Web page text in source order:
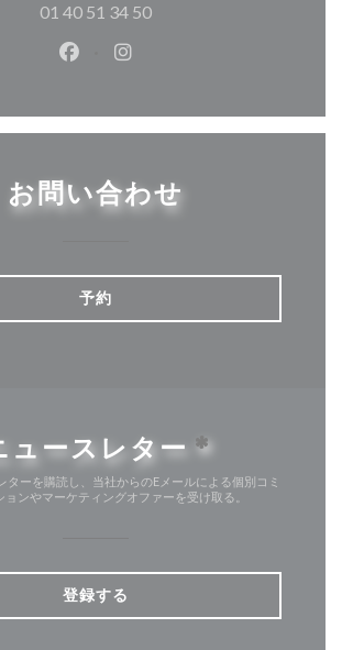
01 40 51 34 50
Facebook ((新しいウィンドウ
Instagram ((新しいウィ
お問い合わせ
予約
ュースレター *
ターを購読し、当社からのEメールによる個別コミ
ョンやマーケティングオファーを受け取る。
登録する